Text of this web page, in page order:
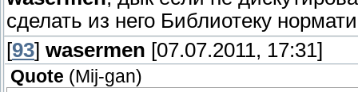
сделать из него Библиотеку
[93] wasermen [07.07.2011, 17:31]
Quote (Mij-gan)